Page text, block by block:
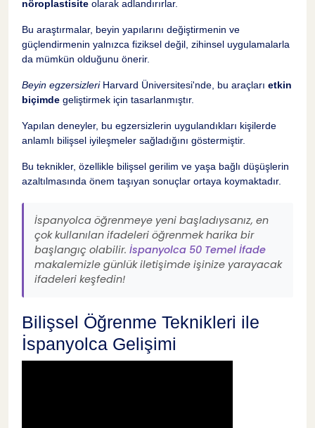
nöroplastisite olarak adlandırırlar.
Bu araştırmalar, beyin yapılarını değiştirmenin ve
güçlendirmenin yalnızca fiziksel değil, zihinsel uygulamalarla
da mümkün olduğunu önerir.
Beyin egzersizleriHarvard Üniversitesi'nde, bu araçları etkin
biçimde geliştirmek için tasarlanmıştır.
Yapılan deneyler, bu egzersizlerin uygulandıkları kişilerde
anlamlı bilişsel iyileşmeler sağladığını göstermiştir.
Bu teknikler, özellikle bilişsel gerilim ve yaşa bağlı düşüşlerin
azaltılmasında önem taşıyan sonuçlar ortaya koymaktadır.
İspanyolca öğrenmeye yeni başladıysanız, en
çok kullanılan ifadeleri öğrenmek harika bir
başlangıç olabilir. İspanyolca 50 Temel İfade
makalemizle günlük iletişimde işinize yarayacak
ifadeleri keşfedin!
Bilişsel Öğrenme Teknikleri ile
İspanyolca Gelişimi